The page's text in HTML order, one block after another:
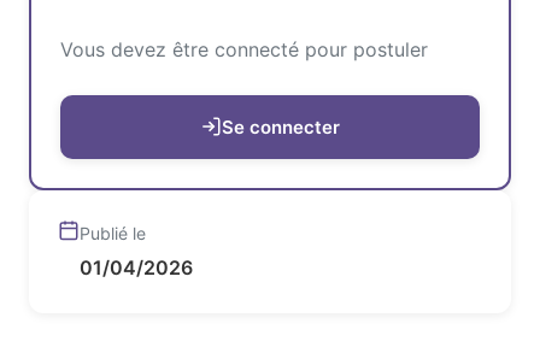
Vous devez être connecté pour postuler
Se connecter
Publié le
01/04/2026